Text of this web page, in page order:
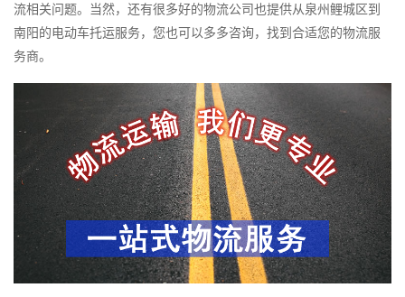
流相关问题。当然，还有很多好的物流公司也提供从泉州鲤城区到
南阳的电动车托运服务，您也可以多多咨询，找到合适您的物流服
务商。